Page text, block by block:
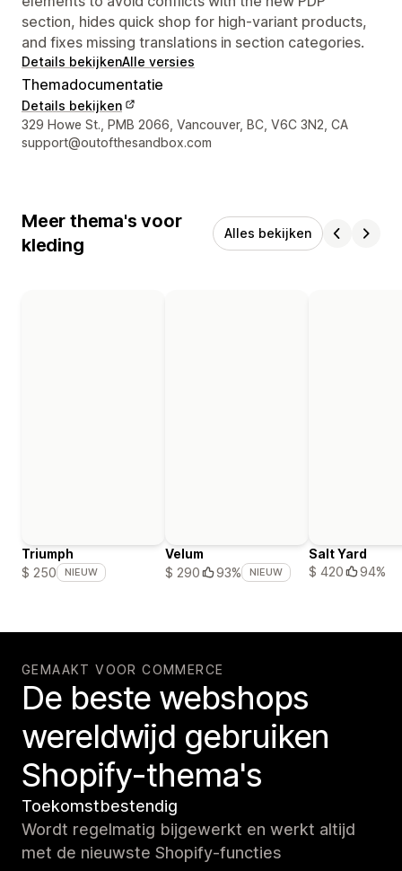
section, hides quick shop for high-variant products,
and fixes missing translations in section categories.
Details bekijkenAlle versies
Themadocumentatie
Details bekijken
Contactgegevens ontwerper
329 Howe St., PMB 2066, Vancouver, BC, V6C 3N2, CA
support@outofthesandbox.com
Meer thema's voor
kleding
Alles bekijken
Triumph
$ 250
NIEUW
Velum
$ 290
93% NIEUW
Salt Yard
$ 420
94%
GEMAAKT VOOR COMMERCE
De beste webshops
wereldwijd gebruiken
Shopify-thema's
Toekomstbestendig
Wordt regelmatig bijgewerkt en werkt altijd
met de nieuwste Shopify-functies